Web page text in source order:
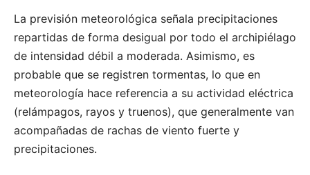
La previsión meteorológica señala precipitaciones
repartidas de forma desigual por todo el archipiélago
de intensidad débil a moderada. Asimismo, es
probable que se registren tormentas, lo que en
meteorología hace referencia a su actividad eléctrica
(relámpagos, rayos y truenos), que generalmente van
acompañadas de rachas de viento fuerte y
precipitaciones.